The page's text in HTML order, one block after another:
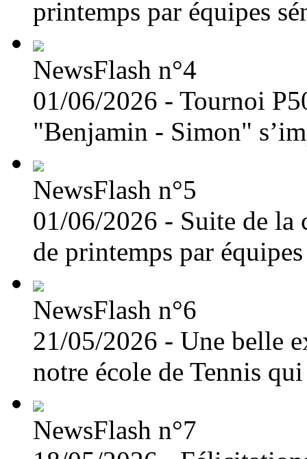
printemps par équipes
NewsFlash n°4
01/06/2026 - Tournoi
"Benjamin - Simon"
NewsFlash n°5
01/06/2026 - Suite de la
de printemps par
NewsFlash n°6
21/05/2026 - Une belle
notre école de Tennis
NewsFlash n°7